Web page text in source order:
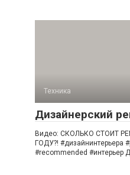
Техника
Дизайнерский
Видео: СКОЛЬКО СТОИТ
ГОДУ?! #дизайнинтерьера
#recommended #интерьер